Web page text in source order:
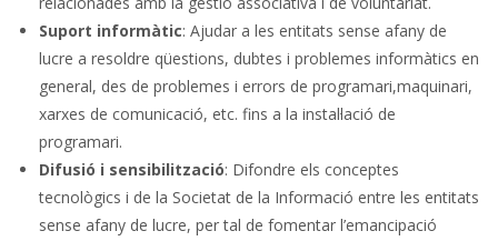
Suport informàtic: Ajudar a les entitats sense afany de
lucre a resoldre qüestions, dubtes i problemes informàtics en
general, des de problemes i errors de programari,maquinari,
xarxes de comunicació, etc. fins a la instal·lació de
programari.
Difusió i sensibilització: Difondre els conceptes
tecnològics i de la Societat de la Informació entre les entitats
sense afany de lucre, per tal de fomentar l’emancipació